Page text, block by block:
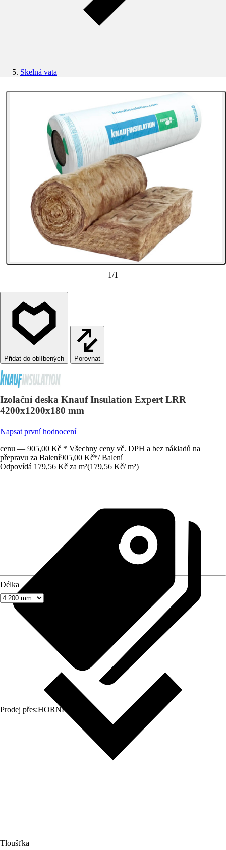
Skelná vata
1/1
Porovnat
Izolační deska Knauf Insulation Expert LRR
4200x1200x180 mm
Napsat první hodnocení
cenu — 905,00 Kč * Všechny ceny vč. DPH a bez nákladů na
přepravu za Balení905,00 Kč*/ Balení
Odpovídá 179,56 Kč za m²(179,56 Kč/ m²)
Prodej přes:HORNBACH
Délka
Tloušťka